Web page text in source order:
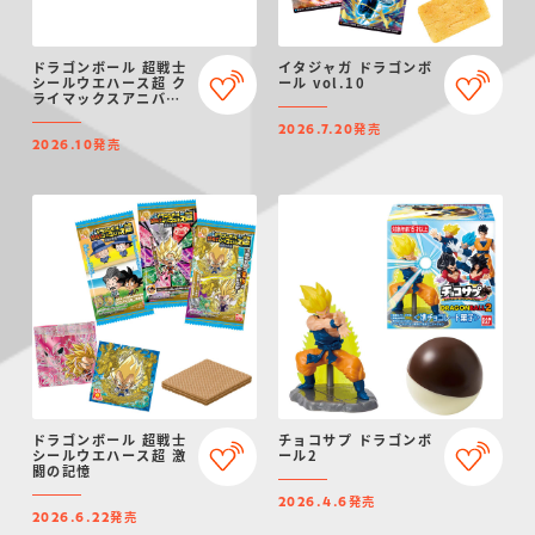
ドラゴンボール 超戦士
シールウエハース超 ク
ライマックスアニバー
2026.10発売
イタジャガ ドラゴンボ
ール vol.10
2026.7.20発売
ドラゴンボール 超戦士
シールウエハース超 激
闘の記憶
2026.6.22発売
チョコサプ ドラゴンボ
ール2
2026.4.6発売